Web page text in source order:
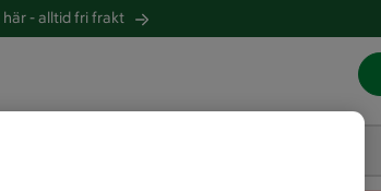
här -alltid fri frakt